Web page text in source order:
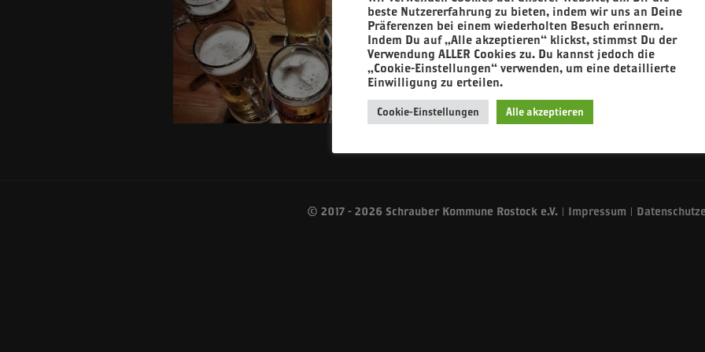
© 2017 - 2026 Schrauber Kommune Rostock e.V. | Impressum |
beste Nutzererfahrung zu bieten, indem wir uns an Deine
Präferenzen bei einem wiederholten Besuch erinnern.
Indem Du auf „Alle akzeptieren“ klickst, stimmst Du der
Verwendung ALLER Cookies zu. Du kannst jedoch die
„Cookie-Einstellungen“ verwenden, um eine detaillierte
Einwilligung zu erteilen.
Cookie-Einstellungen Alle akzeptieren